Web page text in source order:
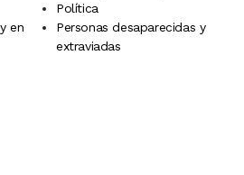
Política
en
Personas desaparecidas y
extraviadas